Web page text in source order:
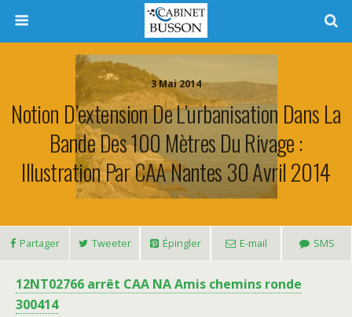
3 Mai 2014
Notion D’extension De L’urbanisation Dans La
Bande Des 100 Mètres Du Rivage :
Illustration Par CAA Nantes 30 Avril 2014
Partager Tweeter Épingler E-mail SMS
12NT02766 arrêt CAA NA Amis chemins ronde
300414